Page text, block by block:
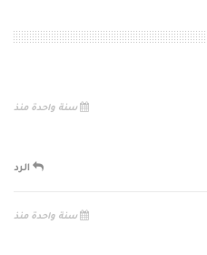
سنة واحدة منذ
الرد
سنة واحدة منذ